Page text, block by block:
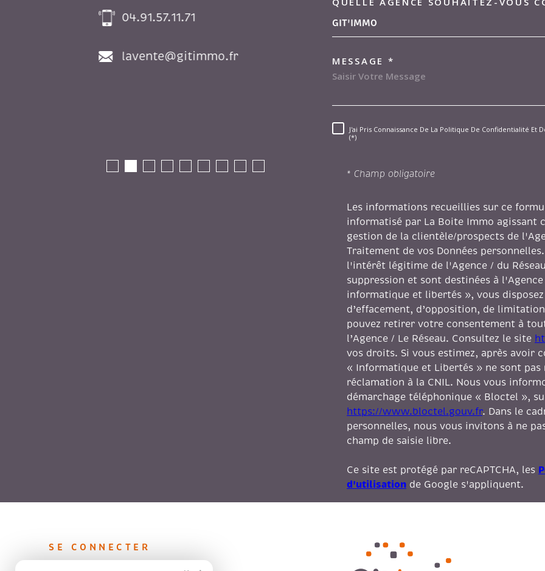
04.91.57.11.71
lavente@gitimmo.fr
04.91.13.44.97
transac-loc@gitimmo.fr
GIT'IMMO
MESSAGE *
RÈGLEMENTATION
J'ai Pris Connaissance De La Politique De Confidentialité
(*)
* Champ obligatoire
Les informations recueillies sur ce
informatisé par La Boite Immo
gestion de la clientèle/prospects de
Traitement de vos Données
l'intérêt légitime de l'Agence / du
suppression et sont destinées à
informatique et libertés », vous
d’effacement, d’opposition, de
pouvez retirer votre consentement à
l’Agence / Le Réseau. Consultez le site
vos droits. Si vous estimez, après avoir
« Informatique et Libertés » ne sont pas
réclamation à la CNIL. Nous vous
démarchage téléphonique « Bloctel »,
https://www.bloctel.gouv.fr. Dans le
personnelles, nous vous invitons à ne
champ de saisie libre.
Ce site est protégé par reCAPTCHA, les
d'utilisation de Google s'appliquent.
SE CONNECTER